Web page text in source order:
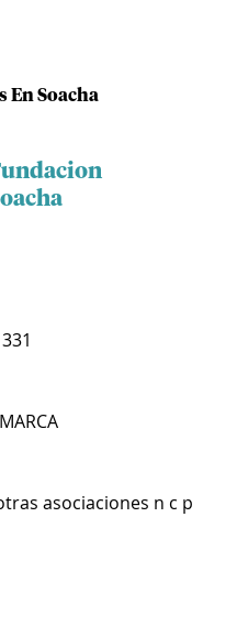
En Soacha
asociaciones n c p